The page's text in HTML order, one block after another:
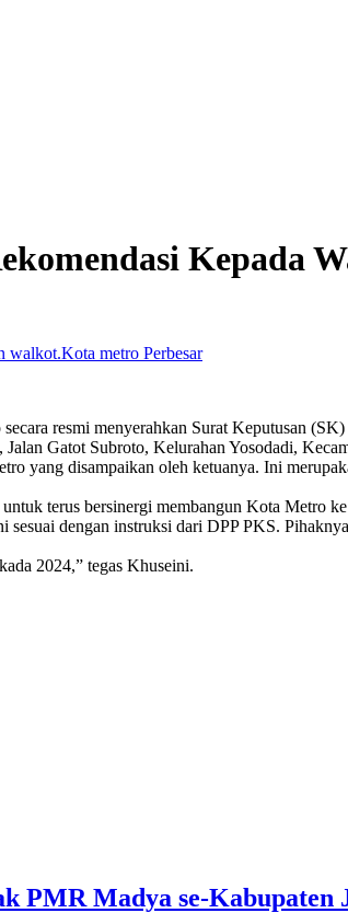
Kepada
Perbesar
resmi menyerahkan Surat Keputusan
Gatot Subroto, Kelurahan Yosodadi,
yang disampaikan oleh ketuanya. Ini
terus bersinergi membangun Kota Metro
dengan instruksi dari DPP PKS.
2024,” tegas Khuseini.
Madya se-Kabupaten